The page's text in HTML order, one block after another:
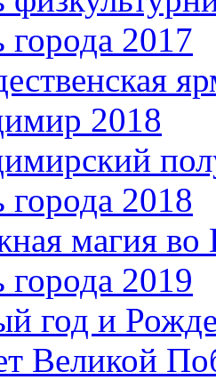
города 2017
2018
города 2018
магия во
города 2019
год и
Великой